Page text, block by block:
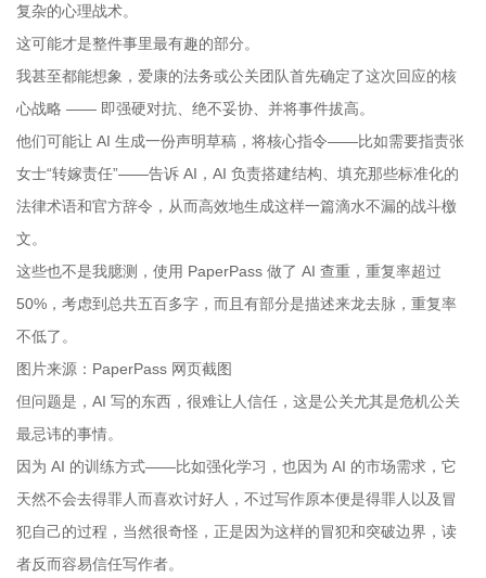
复杂的心理战术。
这可能才是整件事里最有趣的部分。
我甚至都能想象，爱康的法务或公关团队首先确定了这次回应的核
心战略 —— 即强硬对抗、绝不妥协、并将事件拔高。
他们可能让 AI 生成一份声明草稿，将核心指令——比如需要指责张
女士“转嫁责任”——告诉 AI，AI 负责搭建结构、填充那些标准化的
法律术语和官方辞令，从而高效地生成这样一篇滴水不漏的战斗檄
文。
这些也不是我臆测，使用 PaperPass 做了 AI 查重，重复率超过
50%，考虑到总共五百多字，而且有部分是描述来龙去脉，重复率
不低了。
图片来源：PaperPass 网页截图
但问题是，AI 写的东西，很难让人信任，这是公关尤其是危机公关
最忌讳的事情。
因为 AI 的训练方式——比如强化学习，也因为 AI 的市场需求，它
天然不会去得罪人而喜欢讨好人，不过写作原本便是得罪人以及冒
犯自己的过程，当然很奇怪，正是因为这样的冒犯和突破边界，读
者反而容易信任写作者。